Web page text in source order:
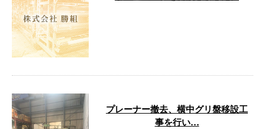
プレーナー撤去、横中グリ盤移設工
事を行い…